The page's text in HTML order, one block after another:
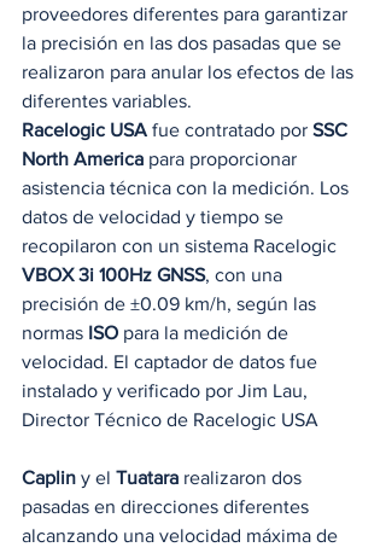
proveedores diferentes para garantizar
la precisión en las dos pasadas que se
realizaron para anular los efectos de las
diferentes variables.
Racelogic USA fue contratado por SSC
North America para proporcionar
asistencia técnica con la medición. Los
datos de velocidad y tiempo se
recopilaron con un sistema Racelogic
VBOX 3i 100Hz GNSS, con una
precisión de ±0.09 km/h, según las
normas ISO para la medición de
velocidad. El captador de datos fue
instalado y verificado por Jim Lau,
Director Técnico de Racelogic USA
Caplin y el Tuatara realizaron dos
pasadas en direcciones diferentes
alcanzando una velocidad máxima de